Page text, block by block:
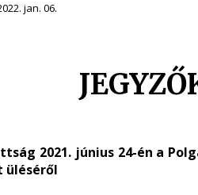
jan. 06.
2021. június 24-én a
üléséről